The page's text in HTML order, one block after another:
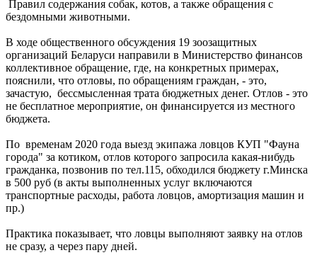
Правил содержания собак, котов, а также обращения с
бездомными животными.
В ходе общественного обсуждения 19 зоозащитных
организаций Беларуси направили в Министерство финансов
коллективное обращение, где, на конкретных примерах,
пояснили, что отловы, по обращениям граждан, - это,
зачастую, бессмысленная трата бюджетных денег. Отлов - это
не бесплатное мероприятие, он финансируется из местного
бюджета.
По временам 2020 года выезд экипажа ловцов КУП "Фауна
города" за котиком, отлов которого запросила какая-нибудь
гражданка, позвонив по тел.115, обходился бюджету г.Минска
в 500 руб (в акты выполненных услуг включаются
транспортные расходы, работа ловцов, амортизация машин и
пр.)
Практика показывает, что ловцы выполняют заявку на отлов
не сразу, а через пару дней.